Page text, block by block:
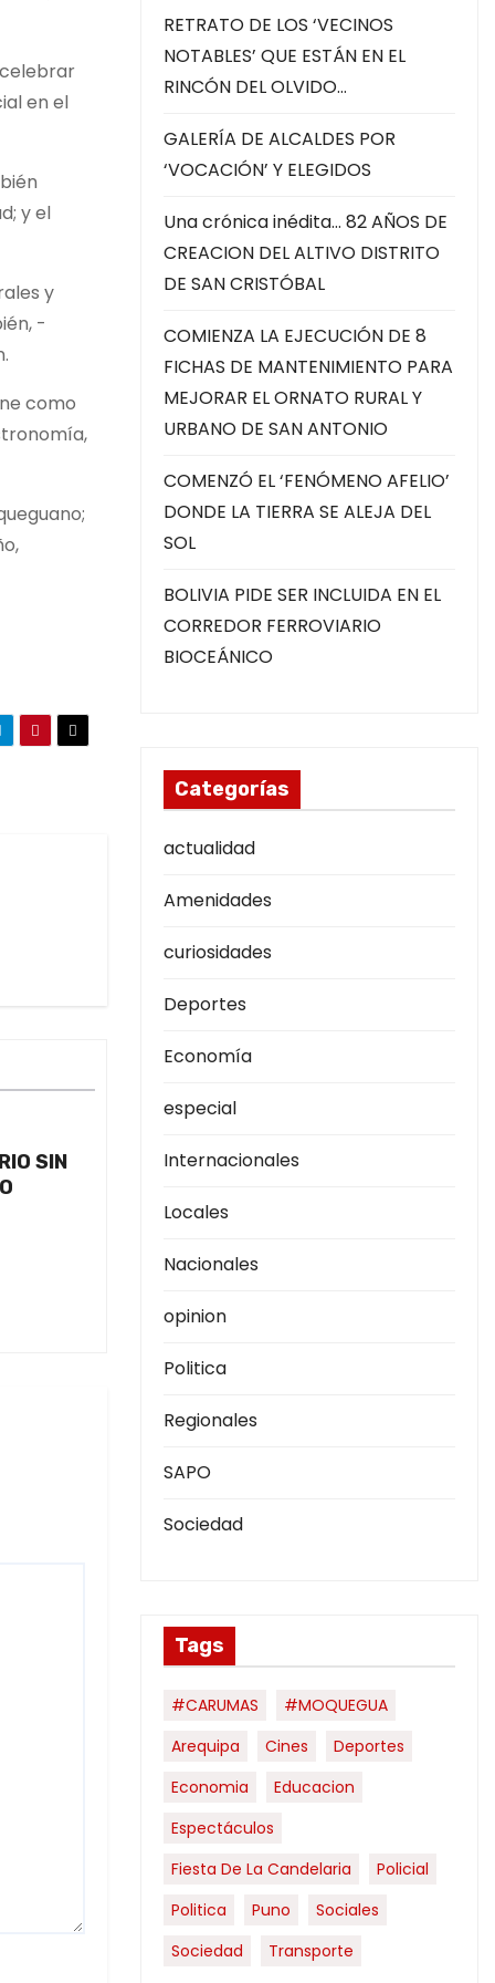
en el
y el
y
-
como
SIN
r
d
e
í
d
e
o
RETRATO DE LOS ‘VECINOS
NOTABLES’ QUE ESTÁN EN EL
RINCÓN DEL OLVIDO…
GALERÍA DE ALCALDES POR
‘VOCACIÓN’ Y ELEGIDOS
Una crónica inédita… 82 AÑOS DE
CREACION DEL ALTIVO DISTRITO
DE SAN CRISTÓBAL
COMIENZA LA EJECUCIÓN DE 8
FICHAS DE MANTENIMIENTO PARA
MEJORAR EL ORNATO RURAL Y
URBANO DE SAN ANTONIO
COMENZÓ EL ‘FENÓMENO AFELIO’
DONDE LA TIERRA SE ALEJA DEL
SOL
BOLIVIA PIDE SER INCLUIDA EN EL
CORREDOR FERROVIARIO
BIOCEÁNICO
Categorías
actualidad
Amenidades
curiosidades
Deportes
Economía
especial
Internacionales
Locales
Nacionales
opinion
Politica
Regionales
SAPO
Sociedad
Tags
#CARUMAS
#MOQUEGUA
Arequipa
Cines
Deportes
Economia
Educacion
Espectáculos
Fiesta De La Candelaria
Policial
Politica
Puno
Sociales
Sociedad
Transporte